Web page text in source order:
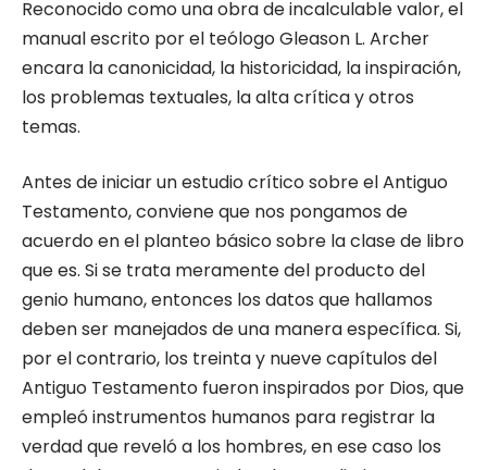
Reconocido como una obra de incalculable valor, el
manual escrito por el teólogo Gleason L. Archer
encara la canonicidad, la historicidad, la inspiración,
los problemas textuales, la alta crítica y otros
temas.
Antes de iniciar un estudio crítico sobre el Antiguo
Testamento, conviene que nos pongamos de
acuerdo en el planteo básico sobre la clase de libro
que es. Si se trata meramente del producto del
genio humano, entonces los datos que hallamos
deben ser manejados de una manera específica. Si,
por el contrario, los treinta y nueve capítulos del
Antiguo Testamento fueron inspirados por Dios, que
empleó instrumentos humanos para registrar la
verdad que reveló a los hombres, en ese caso los